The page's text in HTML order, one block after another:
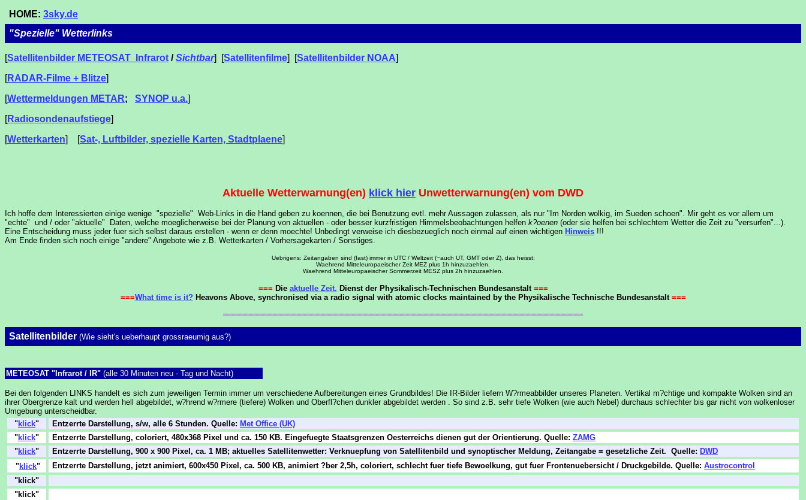
HOME: 3sky.de
"Spezielle" Wetterlinks
[Satellitenbilder METEOSAT Infrarot /Sichtbar] [Satellitenfilme] [Satellitenbilder NOAA]
[RADAR-Filme + Blitze]
[Wettermeldungen METAR; SYNOP u.a.]
[Radiosondenaufstiege]
[Wetterkarten] [Sat-, Luftbilder, spezielle Karten, Stadtplaene]
Aktuelle Wetterwarnung(en) klick hier Unwetterwarnung(en) vom DWD
Ich hoffe dem Interessierten einige wenige "spezielle" Web-Links in die Hand geben zu koennen, die bei Benutzung evtl. mehr Aussagen zulassen, als nur "Im Norden wolkig, im Sueden schoen". Mir geht es vor allem um
"echte" und / oder "aktuelle" Daten, welche moeglicherweise bei der Planung von aktuellen - oder besser kurzfristigen Himmelsbeobachtungen helfen k?oenen (oder sie helfen bei schlechtem Wetter die Zeit zu "versurfen"...).
Eine Entscheidung muss jeder fuer sich selbst daraus erstellen - wenn er denn moechte! Unbedingt verweise ich diesbezueglich noch einmal auf einen wichtigen Hinweis !!!
Am Ende finden sich noch einige "andere" Angebote wie z.B. Wetterkarten / Vorhersagekarten / Sonstiges.
Uebrigens: Zeitangaben sind (fast) immer in UTC / Weltzeit (~auch UT, GMT oder Z), das heisst:
Waehrend Mitteleuropaeischer Zeit MEZ plus 1h hinzuzaehlen.
Waehrend Mitteleuropaeischer Sommerzeit MESZ plus 2h hinzuzaehlen.
=== Die aktuelle Zeit. Dienst der Physikalisch-Technischen Bundesanstalt ===
===What time is it? Heavons Above, synchronised via a radio signal with atomic clocks maintained by the Physikalische Technische Bundesanstalt ===
Satellitenbilder (Wie sieht's ueberhaupt grossraeumig aus?)
METEOSAT "Infrarot / IR" (alle 30 Minuten neu - Tag und Nacht)
Bei den folgenden LINKS handelt es sich zum jeweiligen Termin immer um verschiedene Aufbereitungen eines Grundbildes! Die IR-Bilder liefern W?rmeabbilder unseres Planeten. Vertikal m?chtige und kompakte Wolken sind an
ihrer Obergrenze kalt und werden hell abgebildet, w?hrend w?rmere (tiefere) Wolken und Oberfl?chen dunkler abgebildet werden . So sind z.B. sehr tiefe Wolken (wie auch Nebel) durchaus schlechter bis gar nicht von wolkenloser
Umgebung unterscheidbar.
"klick" Entzerrte Darstellung, s/w, alle 6 Stunden. Quelle: Met Office (UK)
"klick" Entzerrte Darstellung, coloriert, 480x368 Pixel und ca. 150 KB. Eingefuegte Staatsgrenzen Oesterreichs dienen gut der Orientierung. Quelle: ZAMG
"klick" Entzerrte Darstellung, 900 x 900 Pixel, ca. 1 MB; aktuelles Satellitenwetter: Verknuepfung von Satellitenbild und synoptischer Meldung, Zeitangabe = gesetzliche Zeit. Quelle: DWD
"klick" Entzerrte Darstellung, jetzt animiert, 600x450 Pixel, ca. 500 KB, animiert ?ber 2,5h, coloriert, schlecht fuer tiefe Bewoelkung, gut fuer Frontenuebersicht / Druckgebilde. Quelle: Austrocontrol
"klick"
"klick"